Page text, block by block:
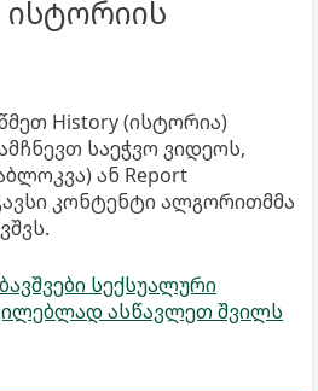
ისტორიის
History (ისტორია)
საეჭვო ვიდეოს,
ან Report
კონტენტი ალგორითმმა
სექსუალური
ასწავლეთ შვილს